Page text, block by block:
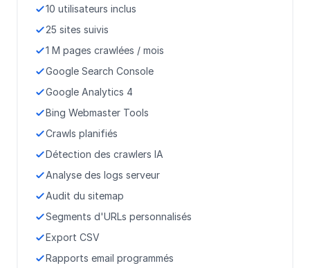
10 utilisateurs inclus
25 sites suivis
1 M pages crawlées / mois
Google Search Console
Google Analytics 4
Bing Webmaster Tools
Crawls planifiés
Détection des crawlers IA
Analyse des logs serveur
Audit du sitemap
Segments d'URLs personnalisés
Export CSV
Rapports email programmés